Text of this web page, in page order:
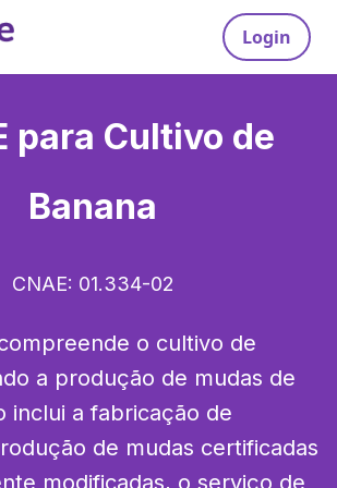
Login
para Cultivo de
Banana
CNAE: 01.334-02
o cultivo de
a produção de mudas de
inclui a fabricação de
de mudas certificadas
modificadas, o serviço de